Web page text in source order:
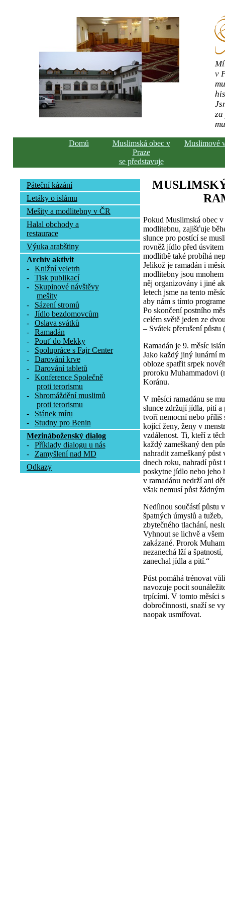
v
Domů
Muslimská obec v
Praze
se představuje
Muslimové
Páteční kázání
Letáky o islámu
Mešity a modlitebny v ČR
Halal obchody a
restaurace
Výuka arabštiny
Archív aktivit
-
Knižní veletrh
-
Tisk publikací
-
Skupinové návštěvy
mešity
-
Sázení stromů
-
Jídlo bezdomovcům
-
Oslava svátků
-
Ramadán
-
Pouť do Mekky
-
Spolupráce s Fajr Center
-
Darování krve
-
Darování tabletů
-
Konference Společně
proti terorismu
-
Shromáždění muslimů
proti terorismu
-
Stánek míru
-
Studny pro Benin
Mezináboženský dialog
-
Příklady dialogu u nás
-
Zamyšlení nad MD
Odkazy
Pokud Muslimská obec
modlitebnu, zajišťuje
slunce pro postící se
rovněž jídlo před
modlitbě také probíhá
Jelikož je ramadán i
modlitebny jsou
něj organizovány i jiné
letech jsme na tento
aby nám s tímto
Po skončení postního
celém světě jeden ze
– Svátek přerušení půstu
Ramadán je 9. měsíc
Jako každý jiný lunární
obloze spatřit srpek
proroku Muhammadovi
Koránu.
V měsíci ramadánu se
slunce zdržují jídla, pití
tvoří nemocní nebo příliš
kojící ženy, ženy v
vzdálenost. Ti, kteří z
každý zameškaný den
nahradit zameškaný
dnech roku, nahradí půst
poskytne jídlo nebo jeho
v ramadánu nedrží ani
však nemusí půst
Nedílnou součástí půstu
špatných úmyslů a
zbytečného tlachání,
Vyhnout se lichvě a
zakázané. Prorok
nezanechá lží a
zanechal jídla a pití.“
Půst pomáhá trénovat
navozuje pocit
trpícími. V tomto měsíci
dobročinnosti, snaží se
naopak usmiřovat.